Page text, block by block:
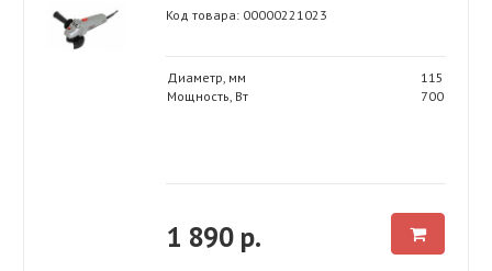
Код товара: 00000221023
Диаметр, мм
115
Мощность, Вт
700
1 890 р.